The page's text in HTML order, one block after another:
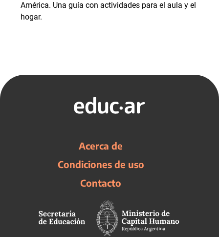
América. Una guía con actividades para el aula y el
hogar.
Acerca de
Condiciones de uso
Contacto